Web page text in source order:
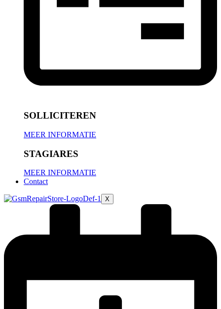
SOLLICITEREN
MEER INFORMATIE
STAGIARES
MEER INFORMATIE
Contact
X